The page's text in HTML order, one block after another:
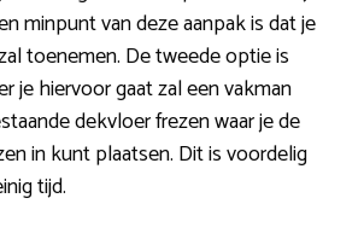
minpunt van deze aanpak is dat je
toenemen. De tweede optie is
je hiervoor gaat zal een vakman
dekvloer frezen waar je de
in kunt plaatsen. Dit is voordelig
tijd.